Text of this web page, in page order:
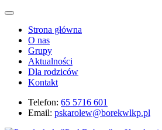
Strona główna
O nas
Grupy
Aktualności
Dla rodziców
Kontakt
Telefon: 65 5716 601
Email: pskarolew@borekwlkp.pl